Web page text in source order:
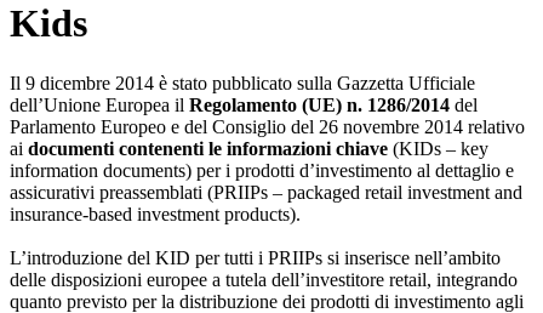
Kids
Il 9 dicembre 2014 è stato pubblicato sulla Gazzetta Ufficiale
dell’Unione Europea il Regolamento (UE) n. 1286/2014 del
Parlamento Europeo e del Consiglio del 26 novembre 2014 relativo
ai documenti contenenti le informazioni chiave (KIDs – key
information documents) per i prodotti d’investimento al dettaglio e
assicurativi preassemblati (PRIIPs – packaged retail investment and
insurance-based investment products).
L’introduzione del KID per tutti i PRIIPs si inserisce nell’ambito
delle disposizioni europee a tutela dell’investitore retail, integrando
quanto previsto per la distribuzione dei prodotti di investimento agli